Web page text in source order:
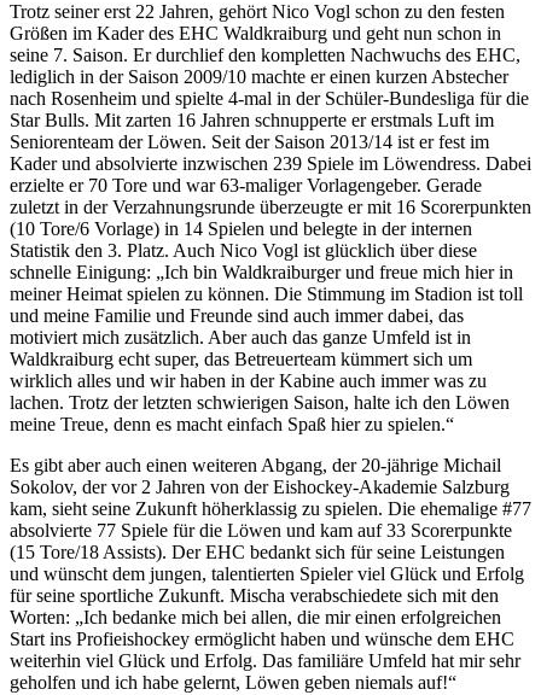
Trotz seiner erst 22 Jahren, gehört Nico Vogl schon zu den festen
Größen im Kader des EHC Waldkraiburg und geht nun schon in
seine 7. Saison. Er durchlief den kompletten Nachwuchs des EHC,
lediglich in der Saison 2009/10 machte er einen kurzen Abstecher
nach Rosenheim und spielte 4-mal in der Schüler-Bundesliga für die
Star Bulls. Mit zarten 16 Jahren schnupperte er erstmals Luft im
Seniorenteam der Löwen. Seit der Saison 2013/14 ist er fest im
Kader und absolvierte inzwischen 239 Spiele im Löwendress. Dabei
erzielte er 70 Tore und war 63-maliger Vorlagengeber. Gerade
zuletzt in der Verzahnungsrunde überzeugte er mit 16 Scorerpunkten
(10 Tore/6 Vorlage) in 14 Spielen und belegte in der internen
Statistik den 3. Platz. Auch Nico Vogl ist glücklich über diese
schnelle Einigung: „Ich bin Waldkraiburger und freue mich hier in
meiner Heimat spielen zu können. Die Stimmung im Stadion ist toll
und meine Familie und Freunde sind auch immer dabei, das
motiviert mich zusätzlich. Aber auch das ganze Umfeld ist in
Waldkraiburg echt super, das Betreuerteam kümmert sich um
wirklich alles und wir haben in der Kabine auch immer was zu
lachen. Trotz der letzten schwierigen Saison, halte ich den Löwen
meine Treue, denn es macht einfach Spaß hier zu spielen.“
Es gibt aber auch einen weiteren Abgang, der 20-jährige Michail
Sokolov, der vor 2 Jahren von der Eishockey-Akademie Salzburg
kam, sieht seine Zukunft höherklassig zu spielen. Die ehemalige #77
absolvierte 77 Spiele für die Löwen und kam auf 33 Scorerpunkte
(15 Tore/18 Assists). Der EHC bedankt sich für seine Leistungen
und wünscht dem jungen, talentierten Spieler viel Glück und Erfolg
für seine sportliche Zukunft. Mischa verabschiedete sich mit den
Worten: „Ich bedanke mich bei allen, die mir einen erfolgreichen
Start ins Profieishockey ermöglicht haben und wünsche dem EHC
weiterhin viel Glück und Erfolg. Das familiäre Umfeld hat mir sehr
geholfen und ich habe gelernt, Löwen geben niemals auf!“